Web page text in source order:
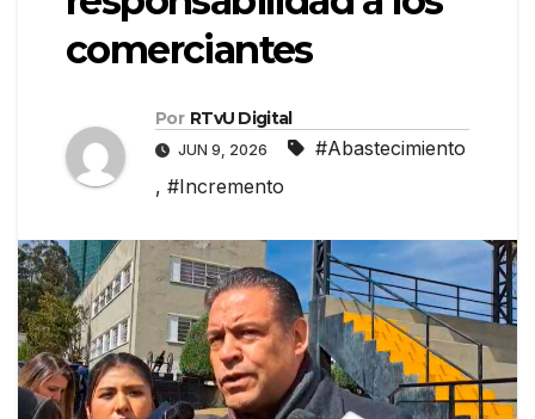
comerciantes
Por RTvU Digital
JUN 9, 2026
#Abastecimiento
, #Incremento